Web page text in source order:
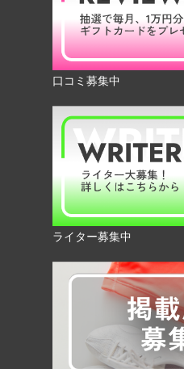
口コミ募集中
ライター募集中